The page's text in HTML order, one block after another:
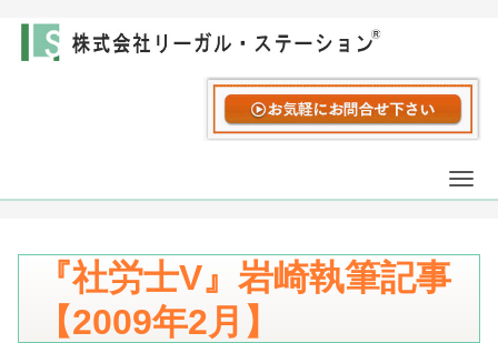
『社労士V』岩崎執筆記事
【2009年2月】